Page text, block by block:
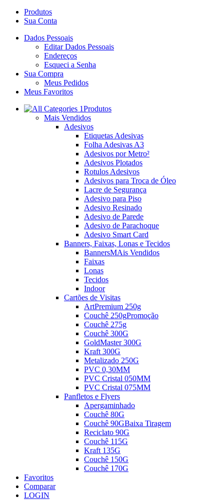
Produtos
Sua Conta
Dados Pessoais
Editar Dados Pessoais
Endereços
Esqueci a Senha
Sua Compra
Meus Pedidos
Meus Favoritos
Produtos
Mais Vendidos
Adesivos
Etiquetas Adesivas
Folha Adesivas A3
Adesivos por Metro²
Adesivos Plotados
Rotulos Adesivos
Adesivos para Troca de Óleo
Lacre de Segurança
Adesivo para Piso
Adesivo Resinado
Adesivo de Parede
Adesivo de Parachoque
Adesivo Smart Card
Banners, Faixas, Lonas e Tecidos
BannersMAis Vendidos
Faixas
Lonas
Tecidos
Indoor
Cartões de Visitas
ArtPremium 250g
Couchê 250gPromoção
Couchê 275g
Couchê 300G
GoldMaster 300G
Kraft 300G
Metalizado 250G
PVC 0,30MM
PVC Cristal 050MM
PVC Cristal 075MM
Panfletos e Flyers
Apergaminhado
Couchê 80G
Couchê 90GBaixa Tiragem
Reciclato 90G
Couchê 115G
Kraft 135G
Couchê 150G
Couchê 170G
Favoritos
Comparar
LOGIN